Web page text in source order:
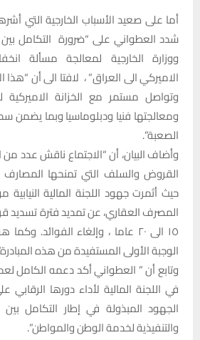
أما على صعيد الأسباب الخارجية التي
شدد العطواني على “ضرورة التكامل بين
ووزارة الخارجية لمعالجة مسألة
الاميركي الى العراق” ، لافتا الى أن “هذا
وتواصل مستمر مع الخزانة
ومعالجتها فنيا ودبلوماسيا وبما يضمن
الصعبة”.
وأضاف البيان، أن “الاجتماع ناقش عدد من
القروض والسلف التي تمنحها المصارف
حيث أثمرت جهود اللجنة المالية
المصرف العقاري، عن تمديد فترة تسديد
١٥ الى ٢٠ عاما ، وإلغاء
الوجبة الأولى المستفيدة من هذه
وتابع أن ” العطواني أكد دعمه الكامل
في اللجنة المالية لأداء دورها الرقابي
الجهود المبذولة في إطار التكامل
والتنفيذية لخدمة الوطن والمواطن”.